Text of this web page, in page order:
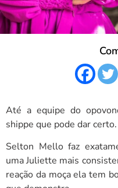
Até a equipe do
shippe que pode dar certo.
Selton Mello faz
uma Juliette mais
reação da moça ela tem